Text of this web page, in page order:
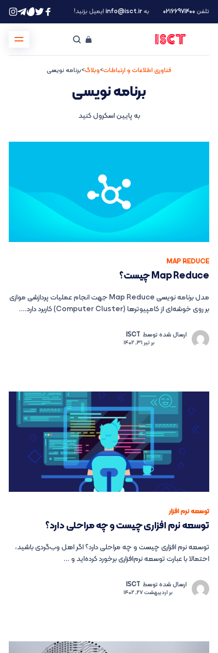
تلفن ۰۲۱66971400 بهinfo@isct.irایمیل بزنید!
فناوری اطلاعات و ارتباطات>وبلاگ>برنامه نویسی
برنامه نویسی
به پایین اسکرول کنید
MAP REDUCE
Map Reduce چیست؟
مدل برنامه نویسی Map Reduce جهت انجام عملیات پردازشی موازی
بر روی خوشه‌ای از کامپیوتر‌ها (Computer Cluster) کاربرد دارد....
ارسال شده توسط ISCT
برتیر 31, 1402
توسعه نرم افزار
توسعه نرم ‌افزاری چیست و چه مراحلی دارد؟
توسعه نرم ‌افزاری چیست و چه مراحلی دارد؟ اگر اهل وب‌گردی باشید،
احتمالا با عبارت توسعه نر‌م‌افزاری برخورد کرده‌اید و ...
ارسال شده توسط ISCT
براردیبهشت 27, 1402